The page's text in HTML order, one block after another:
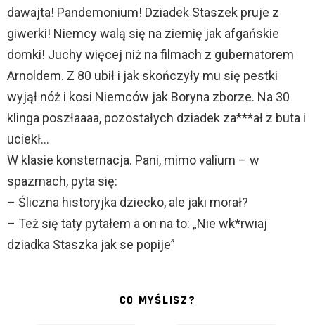
dawajta! Pandemonium! Dziadek Staszek pruje z
giwerki! Niemcy walą się na ziemię jak afgańskie
domki! Juchy więcej niż na filmach z gubernatorem
Arnoldem. Z 80 ubił i jak skończyły mu się pestki
wyjął nóż i kosi Niemców jak Boryna zborze. Na 30
klinga poszłaaaa, pozostałych dziadek za***ał z buta i
uciekł…
W klasie konsternacja. Pani, mimo valium – w
spazmach, pyta się:
– Śliczna historyjka dziecko, ale jaki morał?
– Też się taty pytałem a on na to: „Nie wk*rwiaj
dziadka Staszka jak se popije”
CO MYŚLISZ?